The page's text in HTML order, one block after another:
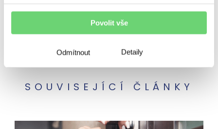
Detaily
Povolit vše
Odmítnout
Rizika
Úvěrování
Výnosy
Vzdělávání
Zpravodaj
SOUVISEJÍCÍ ČLÁNKY